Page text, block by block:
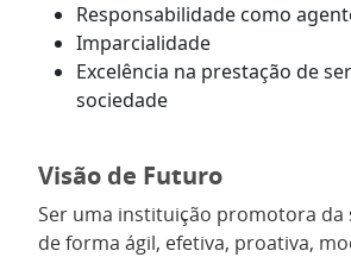
Responsabilidade como
Imparcialidade
Excelência na prestação de
sociedade
Visão de Futuro
Ser uma instituição promotora da
de forma ágil, efetiva, proativa,